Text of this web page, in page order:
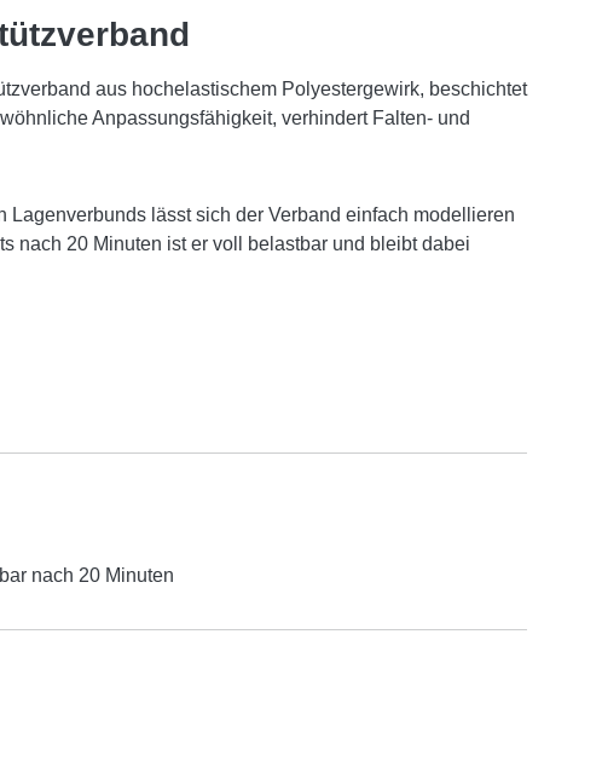
aus hochelastischem Polyestergewirk, beschichtet
Anpassungsfähigkeit, verhindert Falten- und
lässt sich der Verband einfach modellieren
nach 20 Minuten ist er voll belastbar und bleibt dabei
nach 20 Minuten